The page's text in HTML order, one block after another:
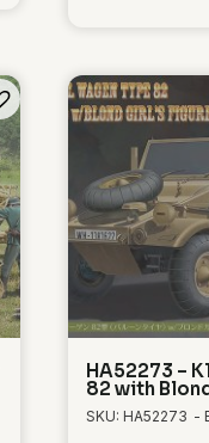
HA52273 –
82 with
SKU: HA52273 -